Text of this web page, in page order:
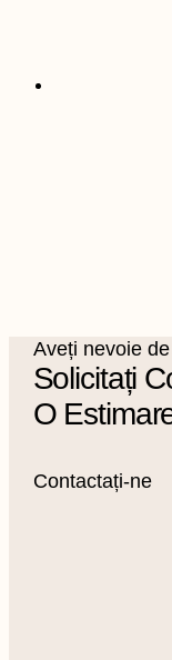
Aveți nevoie
Solicitați
O
Contactați-ne